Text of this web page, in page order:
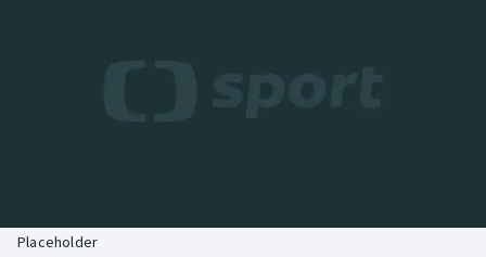
Biatlon
Aplikace ČT sport
Placeholder